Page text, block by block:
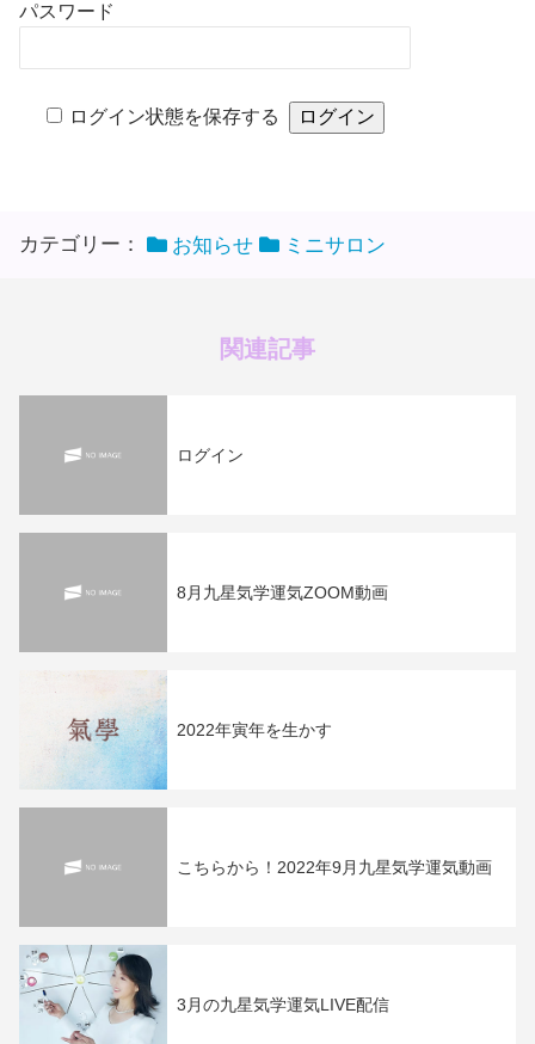
パスワード
ログイン状態を保存する
カテゴリー： お知らせ ミニサロン
関連記事
ログイン
8月九星気学運気ZOOM動画
2022年寅年を生かす
こちらから！2022年9月九星気学運気動画
3月の九星気学運気LIVE配信